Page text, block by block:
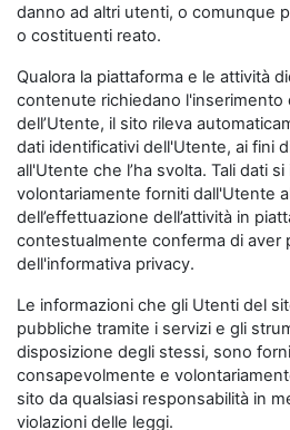
danno ad altri utenti, o comunque
o costituenti reato.
Qualora la piattaforma e le attività
contenute richiedano l'inserimento
dell’Utente, il sito rileva
dati identificativi dell'Utente, ai fini
all'Utente che l’ha svolta. Tali dati
volontariamente forniti dall'Utente
dell’effettuazione dell’attività in
contestualmente conferma di aver
dell'informativa privacy.
Le informazioni che gli Utenti del
pubbliche tramite i servizi e gli
disposizione degli stessi, sono
consapevolmente e
sito da qualsiasi responsabilità in
violazioni delle leggi.